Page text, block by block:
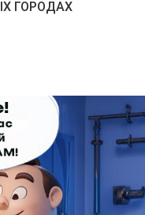
ГОРОДАХ